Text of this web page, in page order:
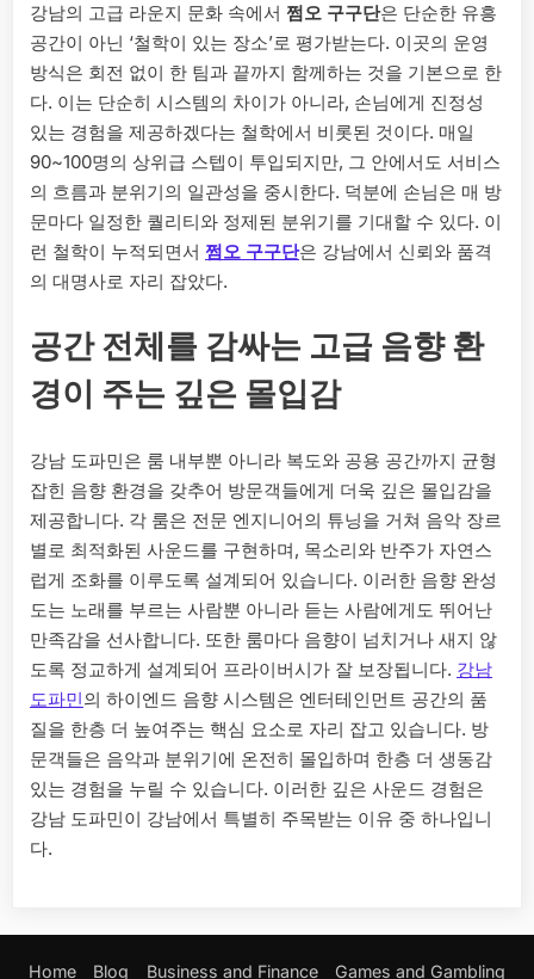
강남의 고급 라운지 문화 속에서 쩜오 구구단은 단순한 유흥
공간이 아닌 ‘철학이 있는 장소’로 평가받는다. 이곳의 운영
방식은 회전 없이 한 팀과 끝까지 함께하는 것을 기본으로 한
다. 이는 단순히 시스템의 차이가 아니라, 손님에게 진정성
있는 경험을 제공하겠다는 철학에서 비롯된 것이다. 매일
90~100명의 상위급 스텝이 투입되지만, 그 안에서도 서비스
의 흐름과 분위기의 일관성을 중시한다. 덕분에 손님은 매 방
문마다 일정한 퀄리티와 정제된 분위기를 기대할 수 있다. 이
런 철학이 누적되면서 쩜오 구구단은 강남에서 신뢰와 품격
의 대명사로 자리 잡았다.
공간 전체를 감싸는 고급 음향 환
경이 주는 깊은 몰입감
강남 도파민은 룸 내부뿐 아니라 복도와 공용 공간까지 균형
잡힌 음향 환경을 갖추어 방문객들에게 더욱 깊은 몰입감을
제공합니다. 각 룸은 전문 엔지니어의 튜닝을 거쳐 음악 장르
별로 최적화된 사운드를 구현하며, 목소리와 반주가 자연스
럽게 조화를 이루도록 설계되어 있습니다. 이러한 음향 완성
도는 노래를 부르는 사람뿐 아니라 듣는 사람에게도 뛰어난
만족감을 선사합니다. 또한 룸마다 음향이 넘치거나 새지 않
도록 정교하게 설계되어 프라이버시가 잘 보장됩니다. 강남
도파민의 하이엔드 음향 시스템은 엔터테인먼트 공간의 품
질을 한층 더 높여주는 핵심 요소로 자리 잡고 있습니다. 방
문객들은 음악과 분위기에 온전히 몰입하며 한층 더 생동감
있는 경험을 누릴 수 있습니다. 이러한 깊은 사운드 경험은
강남 도파민이 강남에서 특별히 주목받는 이유 중 하나입니
다.
Home Blog Business and Finance Games and Gambling